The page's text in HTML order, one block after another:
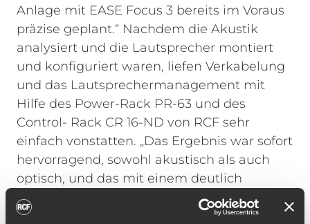
Anlage mit EASE Focus 3 bereits im Voraus
präzise geplant.“ Nachdem die Akustik
analysiert und die Lautsprecher montiert
und konfiguriert waren, liefen Verkabelung
und das Lautsprechermanagement mit
Hilfe des Power-Rack PR-63 und des
Control- Rack CR 16-ND von RCF sehr
einfach vonstatten. „Das Ergebnis war sofort
hervorragend, sowohl akustisch als auch
optisch, und das mit einem deutlich
geringeren Zeitaufwand als geplant.“
Die
Arrays der Main-PA mit jeweils zehn RCF